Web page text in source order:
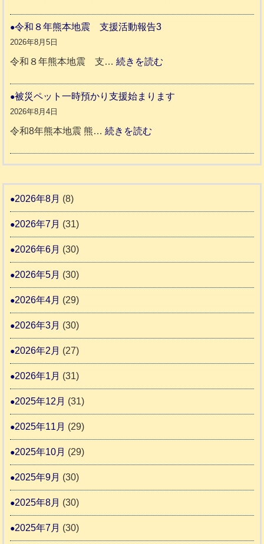
援
市
氷
城
市
市
ッ
さ
ト
人
記
4
令和８年熊本地震 支援活動報告3
2026年8月5日
令和８年熊本地震 支…続きを読む
和
被災ペット一時預かり支援始まります
2026年8月4日
令和8年熊本地震 熊…続きを読む
災
ト
預
支
ま
2026年8月 (8)
2026年7月 (31)
2026年6月 (30)
2026年5月 (30)
2026年4月 (29)
2026年3月 (30)
2026年2月 (27)
2026年1月 (31)
2025年12月 (31)
2025年11月 (29)
2025年10月 (29)
2025年9月 (30)
2025年8月 (30)
2025年7月 (30)